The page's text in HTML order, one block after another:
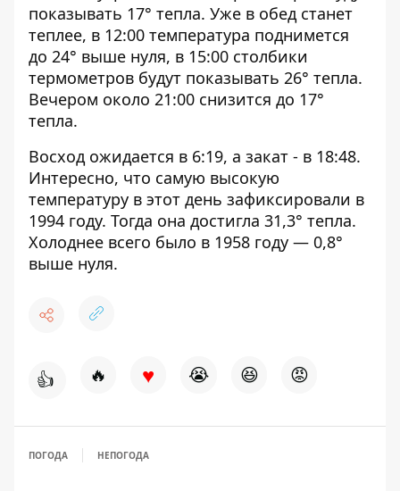
показывать 17° тепла. Уже в обед станет
теплее, в 12:00 температура поднимется
до 24° выше нуля, в 15:00 столбики
термометров будут показывать 26° тепла.
Вечером около 21:00 снизится до 17°
тепла.
Восход ожидается в 6:19, а закат - в 18:48.
Интересно, что самую высокую
температуру в этот день зафиксировали в
1994 году. Тогда она достигла 31,3° тепла.
Холоднее всего было в 1958 году — 0,8°
выше нуля.
👍 🔥 ♥ 😭 😆 😡
ПОГОДА НЕПОГОДА